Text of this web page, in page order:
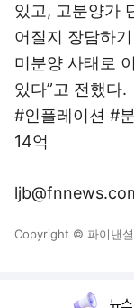
있고, 고분양가
어질지 장담하
미분양 사태로
있다”고 전했다.
#인플레이션 #
14억
Copyright © 파이낸셜
뉴